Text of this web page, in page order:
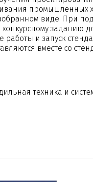
промышленных
виде. При
заданию
и запуск
вместе со
техника и